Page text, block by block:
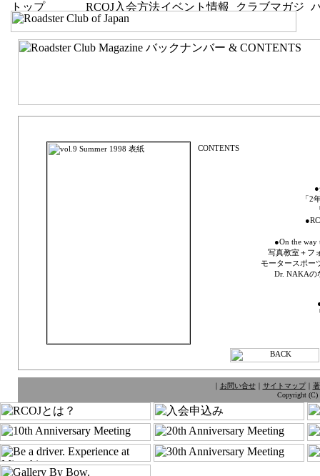
「2
●On the way
写真教室＋フ
モータースポー
Dr. NAKAの
｜ お問い合せ｜ サイトマップ｜
Copyright (C)